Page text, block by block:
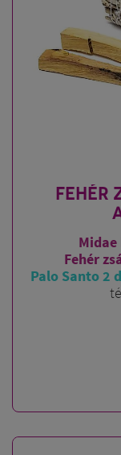
FEHÉR
Fehér
Palo Santo 2